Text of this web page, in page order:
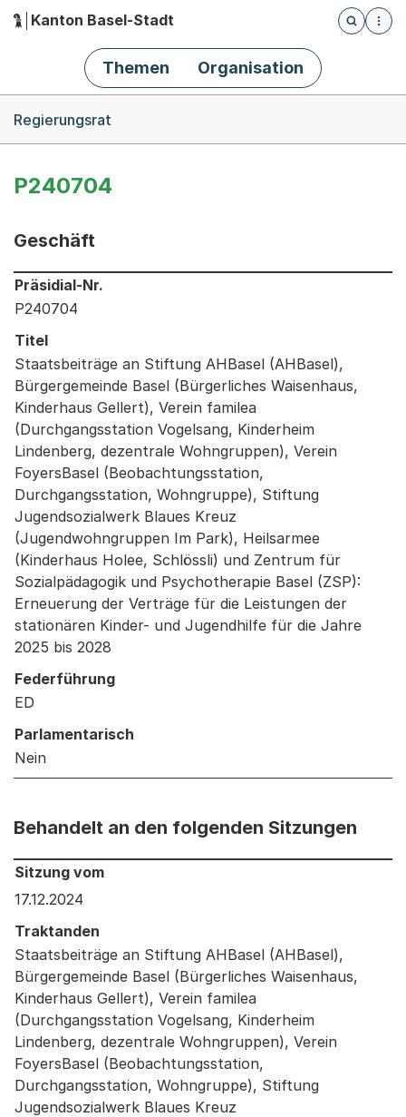
Hauptnavigation
Kanton Basel-Stadt
Öffnet
Themen Organisation
Regierungsrat
P240704
Geschäft
Informationen zum Ausgewählten Geschäft
Präsidial-Nr.
P240704
Titel
Staatsbeiträge an Stiftung AHBasel (AHBasel),
Bürgergemeinde Basel (Bürgerliches Waisenhaus,
Kinderhaus Gellert), Verein familea
(Durchgangsstation Vogelsang, Kinderheim
Lindenberg, dezentrale Wohngruppen), Verein
FoyersBasel (Beobachtungsstation,
Durchgangsstation, Wohngruppe), Stiftung
Jugendsozialwerk Blaues Kreuz
(Jugendwohngruppen Im Park), Heilsarmee
(Kinderhaus Holee, Schlössli) und Zentrum für
Sozialpädagogik und Psychotherapie Basel (ZSP):
Erneuerung der Verträge für die Leistungen der
stationären Kinder- und Jugendhilfe für die Jahre
2025 bis 2028
Federführung
ED
Parlamentarisch
Nein
Behandelt an den folgenden Sitzungen
Behandelt an den folgenden Sitzungen: Informationen
Sitzung vom
17.12.2024
Traktanden
Staatsbeiträge an Stiftung AHBasel (AHBasel),
Bürgergemeinde Basel (Bürgerliches Waisenhaus,
Kinderhaus Gellert), Verein familea
(Durchgangsstation Vogelsang, Kinderheim
Lindenberg, dezentrale Wohngruppen), Verein
FoyersBasel (Beobachtungsstation,
Durchgangsstation, Wohngruppe), Stiftung
Jugendsozialwerk Blaues Kreuz